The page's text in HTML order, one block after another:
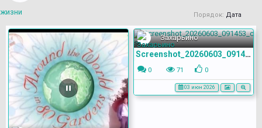
Порядок: Дата
Захарьино
Screenshot_20260603_091453_com.yandex.browser
0 71 0
03 июн 2026